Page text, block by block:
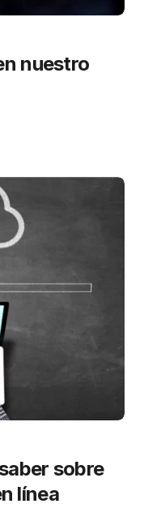
nuestro
sobre
línea